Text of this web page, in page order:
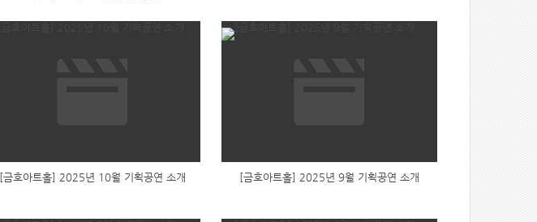
[금호아트홀] 2025년 10월 기획공연 소개 [금호아트홀] 2025년 9월 기획공연 소개